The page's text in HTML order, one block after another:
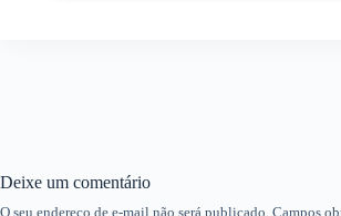
Deixe um comentário
O seu endereço de e-mail não será publicado. Campos